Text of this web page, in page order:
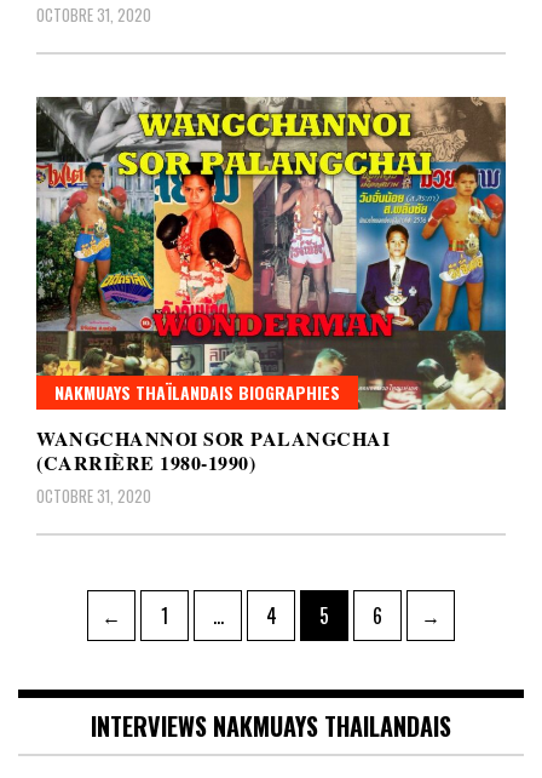
OCTOBRE 31, 2020
NAKMUAYS THAÏLANDAIS BIOGRAPHIES
WANGCHANNOI SOR PALANGCHAI
(CARRIÈRE 1980-1990)
OCTOBRE 31, 2020
Pagination
publications
← Page
1 … Page
4 Page
5 Page
6 →
INTERVIEWS NAKMUAYS THAILANDAIS